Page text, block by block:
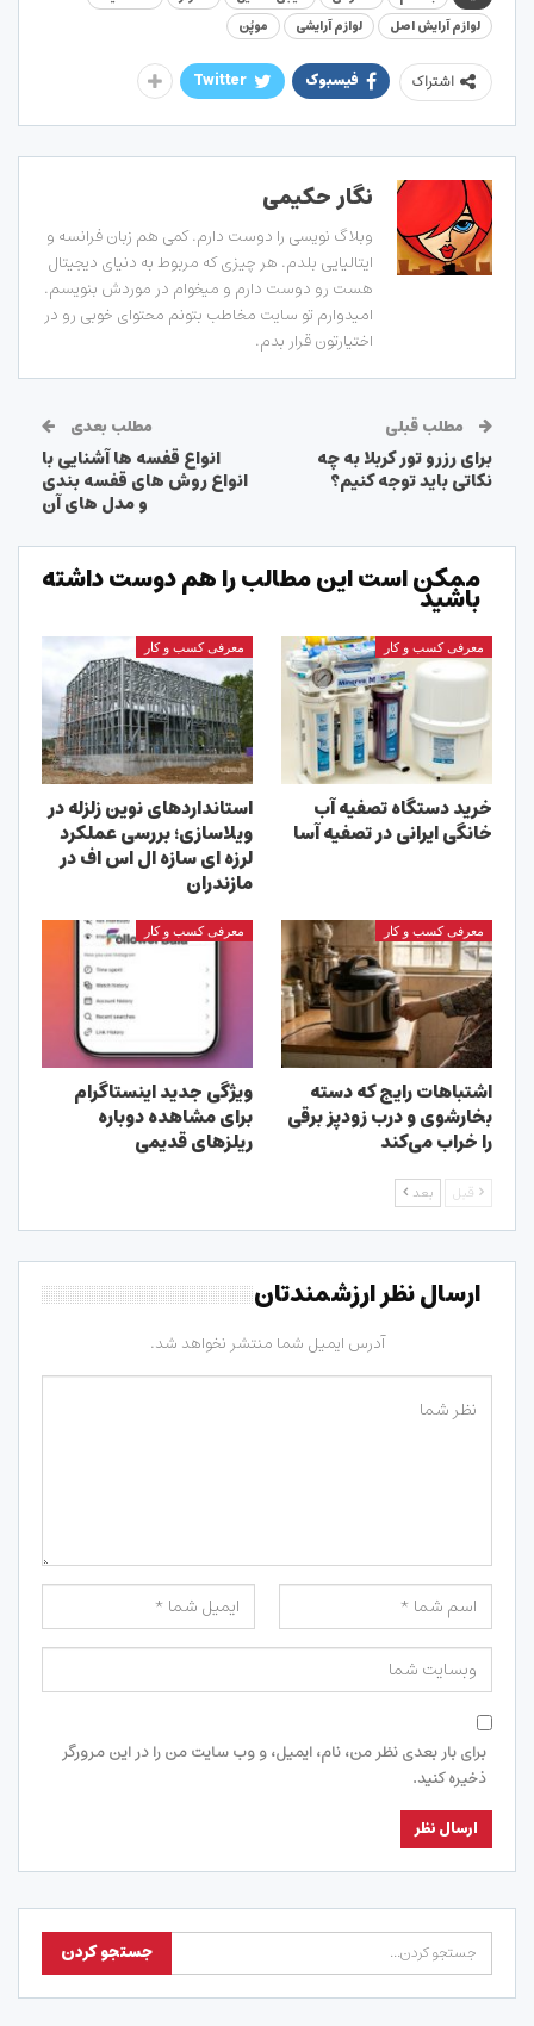
لوازم آرایش اصل
لوازم آرایشی موپُن
اشتراک فیسبوک Twitter
نگار حکیمی
وبلاگ نویسی را دوست دارم. کمی هم زبان فرانسه و
ایتالیایی بلدم. هر چیزی که مربوط به دنیای دیجیتال
هست رو دوست دارم و میخوام در موردش بنویسم.
امیدوارم تو سایت مخاطب بتونم محتوای خوبی رو در
اختیارتون قرار بدم.
مطلب قبلی
برای رزرو تور کربلا به چه
نکاتی باید توجه کنیم؟
مطلب بعدی
انواع قفسه ها آشنایی با
انواع روش های قفسه بندی
و مدل های آن
ممکن است این مطالب را هم دوست داشته
باشید
معرفی کسب و کار
خرید دستگاه تصفیه آب
خانگی ایرانی در تصفیه آسا
معرفی کسب و کار
استانداردهای نوین زلزله در
ویلاسازی؛ بررسی عملکرد
لرزه ای سازه ال اس اف در
مازندران
معرفی کسب و کار
اشتباهات رایج که دسته
بخارشوی و درب زودپز برقی
را خراب می‌کند
معرفی کسب و کار
ویژگی جدید اینستاگرام
برای مشاهده دوباره
ریلزهای قدیمی
قبل بعد
ارسال نظر ارزشمندتان
آدرس ایمیل شما منتشر نخواهد شد.
برای بار بعدی نظر من، نام، ایمیل، و وب سایت من را در این مرورگر
ذخیره کنید.